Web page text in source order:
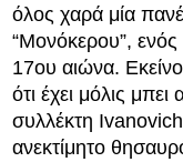
όλος χαρά μία
“Μονόκερου”, ενός
17ου αιώνα.
ότι έχει μόλις
συλλέκτη
ανεκτίμητο